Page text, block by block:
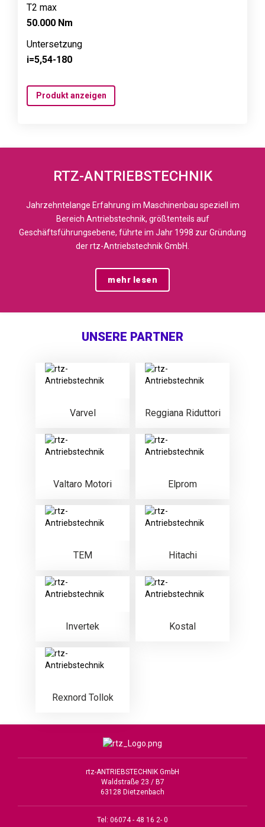
T2 max
50.000 Nm
Untersetzung
i=5,54-180
Produkt anzeigen
RTZ-ANTRIEBSTECHNIK
Jahrzehntelange Erfahrung im Maschinenbau speziell im
Bereich Antriebstechnik, größtenteils auf
Geschäftsführungsebene, führte im Jahr 1998 zur Gründung
der rtz-Antriebstechnik GmbH.
mehr lesen
UNSERE PARTNER
Varvel Reggiana Riduttori
Valtaro Motori Elprom
TEM Hitachi
Invertek Kostal
Rexnord Tollok
rtz-ANTRIEBSTECHNIK GmbH
Waldstraße 23 / B7
63128 Dietzenbach
Tel: 06074 - 48 16 2- 0